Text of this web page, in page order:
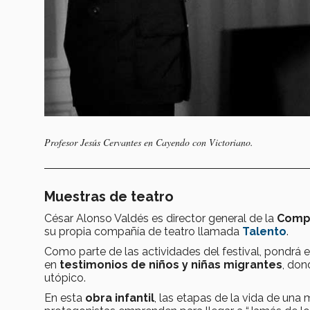
Profesor Jesús Cervantes en Cayendo con Victoriano.
Muestras de teatro
César Alonso Valdés es director general de la
su propia compañía de teatro llamada Talento.
Como parte de las actividades del festival, pondrá
en testimonios de niños y niñas migrantes,
utópico.
En esta obra infantil, las etapas de la vida de una